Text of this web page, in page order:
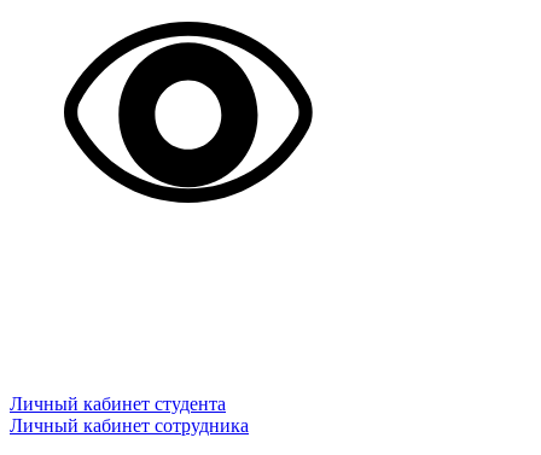
Личный кабинет студента
Личный кабинет сотрудника